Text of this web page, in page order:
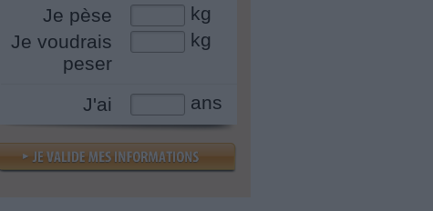
Je pèse
kg
Je voudrais
peser
kg
J'ai ans